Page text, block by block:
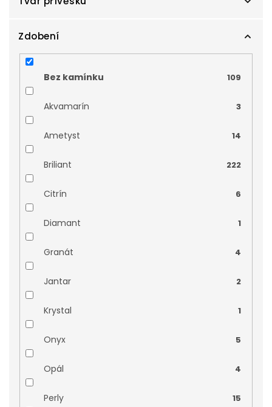
Bílé zlato
Kombinované zlato
Anděl
Čtyřlístek
Madonka
Nilský kříž
Srdce
Strom života
Zlatý kalich
Znamení zvěrokruhu
Zvířata
Kříže a křížky
Zdobení
Bez kamínku 109
Akvamarín 3
Ametyst 14
Briliant 222
Citrín 6
Diamant 1
Granát 4
Jantar 2
Krystal 1
Onyx 5
Opál 4
Perly 15